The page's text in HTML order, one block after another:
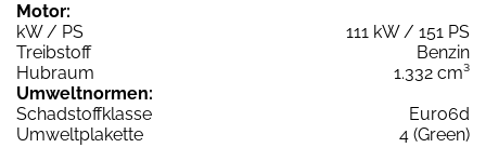
Motor:
kW / PS
111 kW / 151 PS
Treibstoff
Benzin
Hubraum
1.332 cm³
Umweltnormen:
Schadstoffklasse
Euro6d
Umweltplakette
4 (Green)